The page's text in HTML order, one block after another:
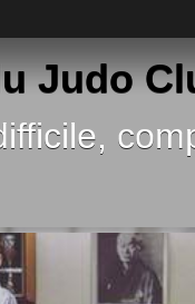
Judo